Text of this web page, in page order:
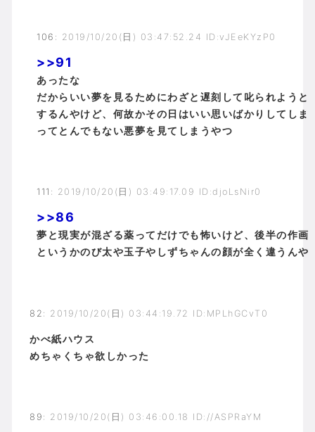
106 : 2019/10/20(日) 03:47:52.24 ID:vJEeKYzP0
>>91
あったな
だからいい夢を見るためにわざと遅刻して叱られようと
するんやけど、何故かその日はいい思いばかりしてしま
ってとんでもない悪夢を見てしまうやつ
111 : 2019/10/20(日) 03:49:17.09 ID:djoLsNir0
>>86
夢と現実が混ざる薬ってだけでも怖いけど、後半の作画
というかのび太や玉子やしずちゃんの顔が全く違うんや
82 : 2019/10/20(日) 03:44:19.72 ID:MPLhGCvT0
かべ紙ハウス
めちゃくちゃ欲しかった
89 : 2019/10/20(日) 03:46:00.18 ID://ASPRaYM